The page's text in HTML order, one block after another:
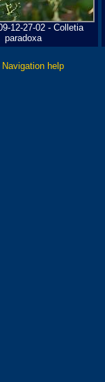
12-27-02 - Colletia
paradoxa
help